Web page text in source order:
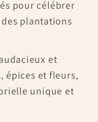
pour célébrer
plantations
et
épices et fleurs,
unique et